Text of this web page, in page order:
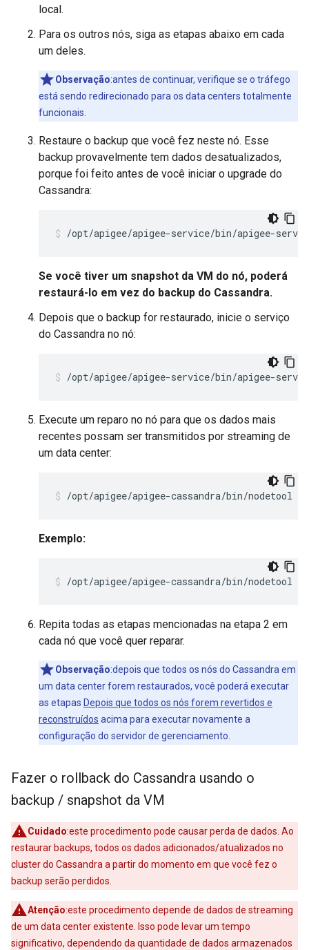
local.
Para os outros nós, siga as etapas abaixo em cada
um deles.
Observação:antes de continuar, verifique se o tráfego
está sendo redirecionado para os data centers totalmente
funcionais.
Restaure o backup que você fez neste nó. Esse
backup provavelmente tem dados desatualizados,
porque foi feito antes de você iniciar o upgrade do
Cassandra:
/opt/apigee/apigee-service/bin/apigee-
Se você tiver um snapshot da VM do nó, poderá
restaurá-lo em vez do backup do Cassandra.
Depois que o backup for restaurado, inicie o serviço
do Cassandra no nó:
/opt/apigee/apigee-service/bin/apigee-
Execute um reparo no nó para que os dados mais
recentes possam ser transmitidos por streaming de
um data center:
/opt/apigee/apigee-cassandra/bin/nodetool
Exemplo:
/opt/apigee/apigee-cassandra/bin/nodetool
Repita todas as etapas mencionadas na etapa 2 em
cada nó que você quer reparar.
Observação:depois que todos os nós do Cassandra em
um data center forem restaurados, você poderá executar
as etapas Depois que todos os nós forem revertidos e
reconstruídos acima para executar novamente a
configuração do servidor de gerenciamento.
Fazer o rollback do Cassandra usando o
backup / snapshot da VM
Cuidado:este procedimento pode causar perda de dados. Ao
restaurar backups, todos os dados adicionados/atualizados no
cluster do Cassandra a partir do momento em que você fez o
backup serão perdidos.
Atenção:este procedimento depende de dados de streaming
de um data center existente. Isso pode levar um tempo
significativo, dependendo da quantidade de dados armazenados